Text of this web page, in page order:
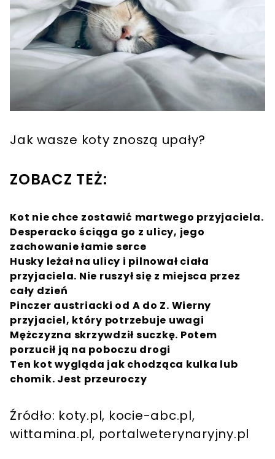
Jak wasze koty znoszą upały?
ZOBACZ TEŻ:
Kot nie chce zostawić martwego przyjaciela.
Desperacko ściąga go z ulicy, jego
zachowanie łamie serce
Husky leżał na ulicy i pilnował ciała
przyjaciela. Nie ruszył się z miejsca przez
cały dzień
Pinczer austriacki od A do Z. Wierny
przyjaciel, który potrzebuje uwagi
Mężczyzna skrzywdził suczkę. Potem
porzucił ją na poboczu drogi
Ten kot wygląda jak chodząca kulka lub
chomik. Jest przeuroczy
Źródło: koty.pl, kocie-abc.pl,
wittamina.pl, portalweterynaryjny.pl